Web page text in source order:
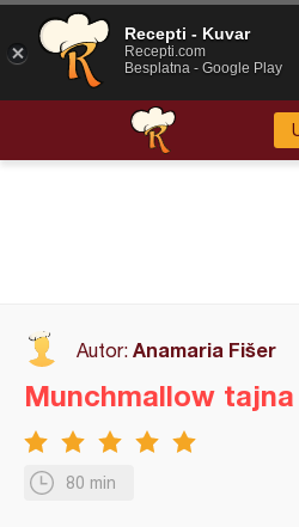
Autor: Anamaria Fišer
80 min
Munchmallow tajna
Recepti - Kuvar
Recepti.com
Besplatna - Google Play